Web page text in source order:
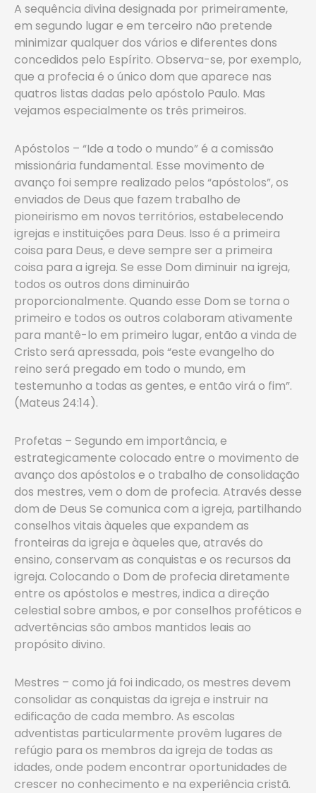
A sequência divina designada por primeiramente,
em segundo lugar e em terceiro não pretende
minimizar qualquer dos vários e diferentes dons
concedidos pelo Espírito. Observa-se, por exemplo,
que a profecia é o único dom que aparece nas
quatros listas dadas pelo apóstolo Paulo. Mas
vejamos especialmente os três primeiros.
Apóstolos – “Ide a todo o mundo” é a comissão
missionária fundamental. Esse movimento de
avanço foi sempre realizado pelos “apóstolos”, os
enviados de Deus que fazem trabalho de
pioneirismo em novos territórios, estabelecendo
igrejas e instituições para Deus. Isso é a primeira
coisa para Deus, e deve sempre ser a primeira
coisa para a igreja. Se esse Dom diminuir na igreja,
todos os outros dons diminuirão
proporcionalmente. Quando esse Dom se torna o
primeiro e todos os outros colaboram ativamente
para mantê-lo em primeiro lugar, então a vinda de
Cristo será apressada, pois “este evangelho do
reino será pregado em todo o mundo, em
testemunho a todas as gentes, e então virá o fim”.
(Mateus 24:14).
Profetas – Segundo em importância, e
estrategicamente colocado entre o movimento de
avanço dos apóstolos e o trabalho de consolidação
dos mestres, vem o dom de profecia. Através desse
dom de Deus Se comunica com a igreja, partilhando
conselhos vitais àqueles que expandem as
fronteiras da igreja e àqueles que, através do
ensino, conservam as conquistas e os recursos da
igreja. Colocando o Dom de profecia diretamente
entre os apóstolos e mestres, indica a direção
celestial sobre ambos, e por conselhos proféticos e
advertências são ambos mantidos leais ao
propósito divino.
Mestres – como já foi indicado, os mestres devem
consolidar as conquistas da igreja e instruir na
edificação de cada membro. As escolas
adventistas particularmente provêm lugares de
refúgio para os membros da igreja de todas as
idades, onde podem encontrar oportunidades de
crescer no conhecimento e na experiência cristã.